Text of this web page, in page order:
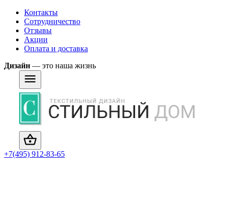
Контакты
Сотрудничество
Отзывы
Акции
Оплата и доставка
Дизайн — это наша жизнь
+7(495) 912-83-65